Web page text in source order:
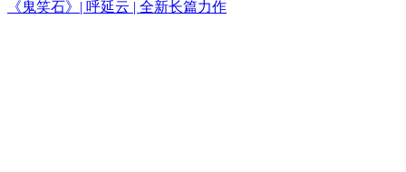
《鬼笑石》| 呼延云 | 全新长篇力作